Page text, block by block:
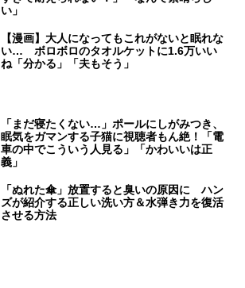
い」
【漫画】大人になってもこれがないと眠れな
い… ボロボロのタオルケットに1.6万いい
ね「分かる」「夫もそう」
「まだ寝たくない…」ポールにしがみつき、
眠気をガマンする子猫に視聴者もん絶！「電
車の中でこういう人見る」「かわいいは正
義」
「ぬれた傘」放置すると臭いの原因に ハン
ズが紹介する正しい洗い方＆水弾き力を復活
させる方法